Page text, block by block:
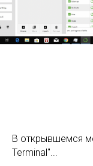
В открывшемся
Terminal"...